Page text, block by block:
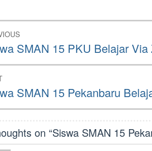
SMAN 15 PKU Belajar Via
SMAN 15 Pekanbaru
on “Siswa SMAN 15